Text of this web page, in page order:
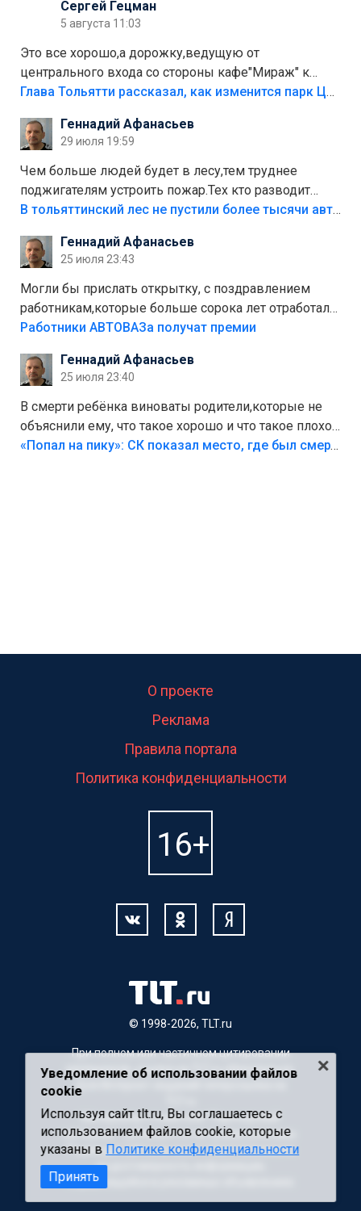
Сергей Гецман
5 августа 11:03
Это все хорошо,а дорожку,ведущую от
центрального входа со стороны кафе"Мираж" к
аттракционам слабо доделать?А то бордюры
лежала в парке и испортилась.Да еще,видимо,часть
украли.
Глава Тольятти рассказал, как изменится парк Центрального района
Геннадий Афанасьев
29 июля 19:59
Чем больше людей будет в лесу,тем труднее
поджигателям устроить пожар.Тех кто разводит
костры,тех надо безбожно штрафовать.Камер полно
Штрафы мизерные.
В тольяттинский лес не пустили более тысячи автомобилей
Геннадий Афанасьев
25 июля 23:43
Могли бы прислать открытку, с поздравлением
работникам,которые больше сорока лет отработали
на предприятии.
Работники АВТОВАЗа получат премии
Геннадий Афанасьев
25 июля 23:40
В смерти ребёнка виноваты родители,которые не
объяснили ему, что такое хорошо и что такое плохо!
Лезть через такой забор,верх безумия,есть же
«Попал на пику»: СК показал место, где был смертельно травмирован ребенок в Тольятти
© 1998-2026, TLT.ru
О проекте
Реклама
Правила портала
Политика конфиденциальности
При полном или частичном цитировании
материалов, ссылка на TLT.ru обязательна.
Для Интернет-изданий гиперссылка на
Материалы с пометкой "Партнерский
материал" публикуются на правах рекламы.
Редакция сайта не несет ответственности
за достоверность информации,
содержащейся в рекламных объявлениях
Уведомление об использовании файлов
cookie
Используя сайт tlt.ru, Вы соглашаетесь с
использованием файлов cookie, которые
указаны в Политике конфиденциальности
Принять